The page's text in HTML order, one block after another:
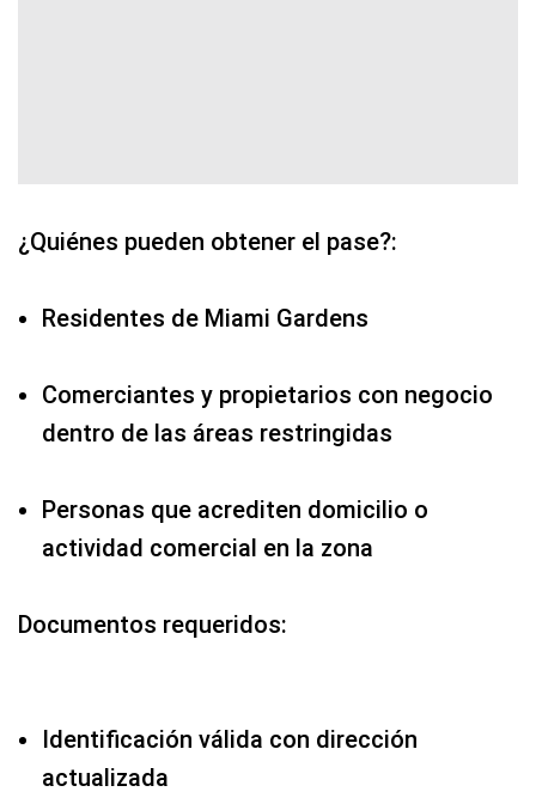
¿Quiénes pueden obtener el pase?:
Residentes de Miami Gardens
Comerciantes y propietarios con negocio
dentro de las áreas restringidas
Personas que acrediten domicilio o
actividad comercial en la zona
Documentos requeridos:
Identificación válida con dirección
actualizada